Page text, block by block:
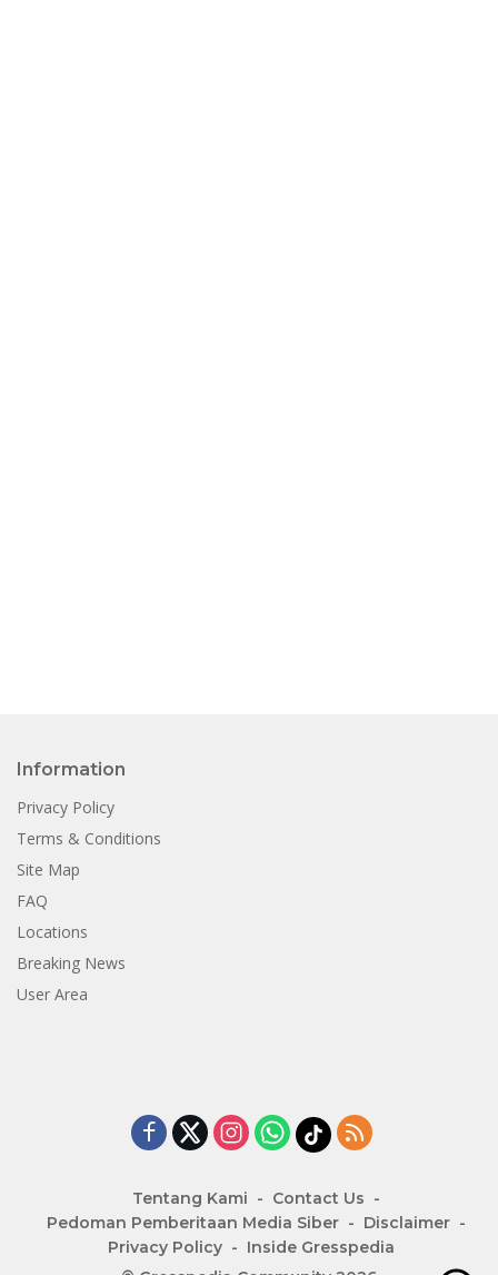
Information
Privacy Policy
Terms & Conditions
Site Map
FAQ
Locations
Breaking News
User Area
Tentang Kami
Contact Us
Pedoman Pemberitaan Media Siber
Disclaimer
Privacy Policy
Inside Gresspedia